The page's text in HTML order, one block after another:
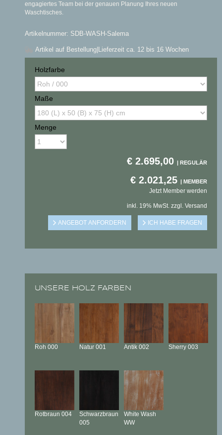
engagiertes Team bei der genauen Planung Ihres neuen
Waschtisches.
Artikelnummer: SDB-WASH-Salema
Artikel auf Bestellung|Lieferzeit ca. 12 bis 16 Wochen
Holzfarbe
Maße
Menge
€ 2.695,00
€ 2.021,25
Jetzt Member werden
inkl. 19% MwSt. zzgl. Versand
UNSERE HOLZ FARBEN
Roh 000 Natur 001 Antik 002 Sherry 003
Rotbraun 004
Schwarzbraun
005
White Wash
WW